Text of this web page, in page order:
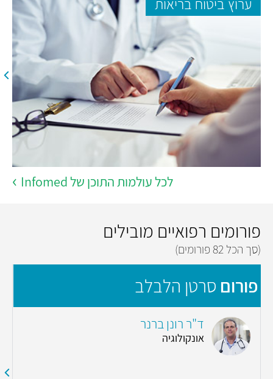
לכל עולמות התוכן של Infomed
פורומים רפואיים מובילים
(סך הכל 82 פורומים)
פורום סרטן הלבלב
ד"ר רונן ברנר
אונקולוגיה